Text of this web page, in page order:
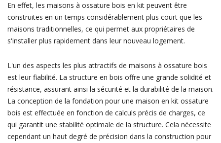
En effet, les maisons à ossature bois en kit peuvent être
construites en un temps considérablement plus court que les
maisons traditionnelles, ce qui permet aux propriétaires de
s'installer plus rapidement dans leur nouveau logement.
L'un des aspects les plus attractifs de maisons à ossature bois
est leur fiabilité. La structure en bois offre une grande solidité et
résistance, assurant ainsi la sécurité et la durabilité de la maison.
La conception de la fondation pour une maison en kit ossature
bois est effectuée en fonction de calculs précis de charges, ce
qui garantit une stabilité optimale de la structure. Cela nécessite
cependant un haut degré de précision dans la construction pour